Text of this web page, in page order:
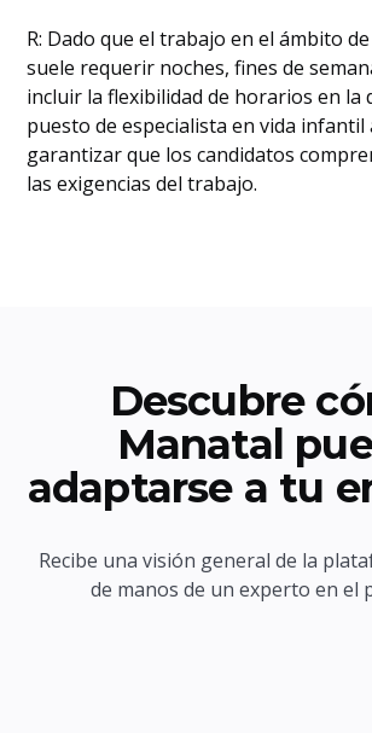
R: Dado que el trabajo en el ámbito
suele requerir noches, fines de
incluir la flexibilidad de horarios en la
puesto de especialista en vida infantil
garantizar que los candidatos
las exigencias del trabajo.
Descubre
Manatal
adaptarse a tu
Recibe una visión general de la
de manos de un experto en el